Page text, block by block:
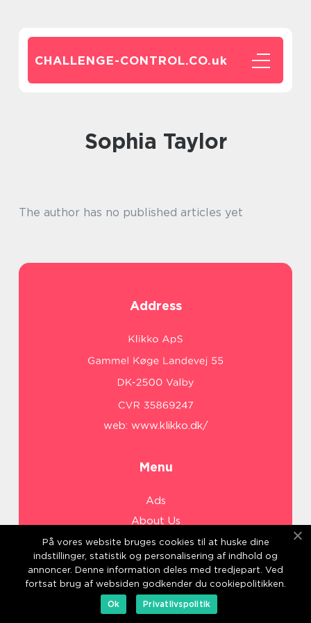
CHALLENGE-CONTROL.CO.uk
Sophia Taylor
The author has no published articles yet
Address
web: www.klikko.dk/
Menu
Ads
About Us
Cookies
Contact
Sitemap
På vores website bruges cookies til at huske dine
indstillinger, statistik og personalisering af indhold og
annoncer. Denne information deles med tredjepart. Ved
fortsat brug af websiden godkender du cookiepolitikken.
Ok
Privatlivspolitik